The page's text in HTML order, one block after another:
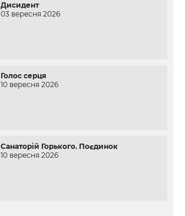
Дисидент
03 вересня 2026
Голос серця
10 вересня 2026
Санаторій Горького. Поєдинок
10 вересня 2026